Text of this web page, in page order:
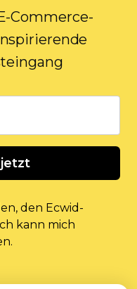
Commerce-
den Ecwid-
kann mich